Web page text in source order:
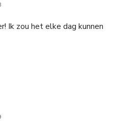
Ik zou het elke dag kunnen